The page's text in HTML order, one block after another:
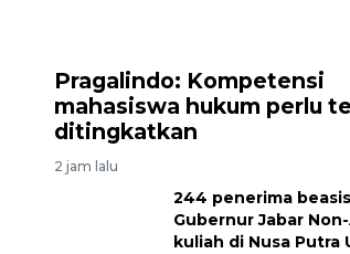
Pragalindo: Kompetensi
mahasiswa hukum perlu
ditingkatkan
2 jam lalu
244 penerima
Gubernur Jabar
kuliah di Nusa Putra